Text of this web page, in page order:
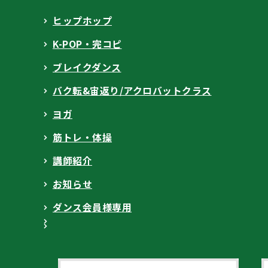
ヒップホップ
K-POP・完コピ
ブレイクダンス
バク転&宙返り/アクロバットクラス
ヨガ
筋トレ・体操
講師紹介
お知らせ
ダンス会員様専用